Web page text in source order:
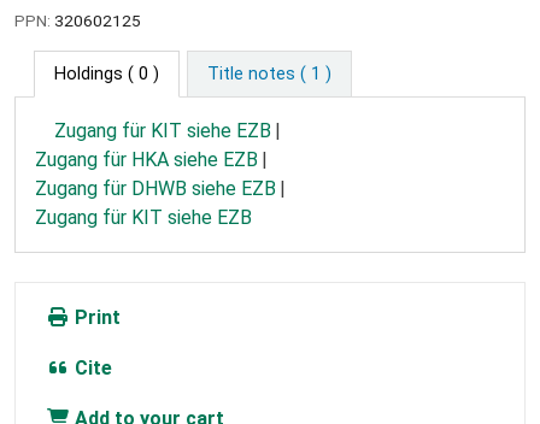
PPN: 320602125
Holdings ( 0 ) Title notes ( 1 )
Zugang für KIT siehe EZB
Zugang für HKA siehe EZB
Zugang für DHWB siehe EZB
Zugang für KIT siehe EZB
Print
Cite
Add to your cart